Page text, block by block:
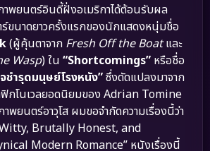
าพยนตร์อินดี้ฝั่งอเมริกาได้ต้อนรับผล
ขนาดยาวครั้งแรกของนักแสดงหนุ่มชื่อ
(ผู้คุ้นตาจาก Fresh Off the Boatและ
Wasp) ใน “Shortcomings” หรือชื่อ
ชำรุดมนุษย์โรงหนัง”ซึ่งดัดแปลงมาจาก
กโนเวลยอดนิยมของ Adrian Tomine
พยนตร์อาวุโส ผมขอจำกัดความเรื่องนี้ว่า
Brutally Honest, and
Modern Romance” หนังเรื่องนี้